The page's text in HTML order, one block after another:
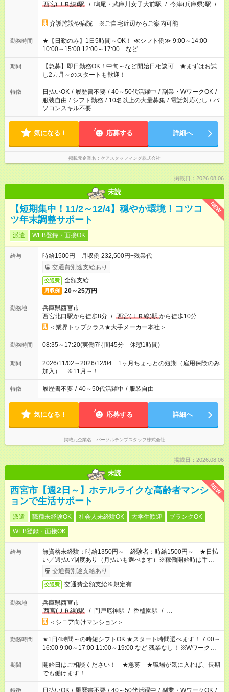
西宮(ＪＲ線)駅
/ 鳴尾・武庫川女子大前駅 / 今津(兵庫県)駅 /
…
介護施設や病院 ※ご自宅近辺からご案内可能
勤務時間
★【日勤のみ】1日5時間～OK！ ≪シフト例≫ 9:00～14:00
10:00～15:00 12:00～17:00 など
期間
【急募】即日勤務OK！中旬～など開始日相談可 ★まずはお試
し2カ月～のスタートも歓迎！
特徴 日払いOK / 履歴書不要 / 40～50代活躍中 / 副業・WワークOK /
服装自由 / シフト勤務 / 10名以上の大量募集 / 電話対応なし / パ
ソコンスキル不要
気になる！ 応募する 詳細へ
掲載元企業名 ケアスタッフィング株式会社
掲載日：2026.08.06
未読
NEW
【短期集中！11/2～12/4】穏やか環境！コツコ
ツ年末調整サポート
派遣 WEB登録・面接OK
給与
時給1500円 月収例 232,500円+残業代
交通費別途支給あり
交通費 全額支給
月収例 20～25万円
勤務地
兵庫県西宮市
西宮北口駅から徒歩8分 / 西宮(ＪＲ線)駅から徒歩10分
＜業界トップクラス★大手メーカー本社＞
勤務時間 08:35～17:20(実働7時間45分 休憩1時間)
期間
2026/11/02～2026/12/04 1ヶ月ちょっとの短期（雇用保険のみ
加入） ※11月～！
特徴 履歴書不要 / 40～50代活躍中 / 服装自由
気になる！ 応募する 詳細へ
掲載元企業名 パーソルテンプスタッフ株式会社
掲載日：2026.08.06
未読
NEW
西宮市【週2日～】ホテルライクな高齢者マンシ
ョンで生活サポート
派遣 職種未経験OK 社会人未経験OK 大学生歓迎
ブランクOK
WEB登録・面接OK
給与
無資格未経験：時給1350円～ 経験者：時給1500円～ ★日払
い／週払い制度あり（月払いも選べます）※稼働開始時は手続き
完了次第のお支払いとなります。
交通費別途支給あり
交通費 交通費全額支給※規定有
勤務地
兵庫県西宮市
西宮(ＪＲ線)駅
/ 門戸厄神駅 / 香櫨園駅 / …
＜シニア向けマンション＞
勤務時間
★1日4時間～の時短シフトOK ★スタート時間選べます！ 7:00～
16:00 9:00～17:00 11:00～19:00 など 残業なし！ ※Wワークの
場合、他のお仕事と合わせ週40時間超の就業はご案内できませ
ん ※法令に基づき、週20時間以上勤務は社会保険への加入対象
となります ※労働者派遣法（日雇い派遣の原則禁止）により、
短時間・短期間の就業はご案内が難しい場合があります
期間
開始日はご相談ください！ ★急募 ★職場が気に入れば、長期
でも働けます！
特徴 日払いOK / 履歴書不要 / 40～50代活躍中 / 副業・WワークOK /